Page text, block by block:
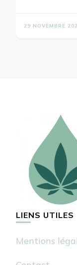
29 NOVEMBRE
LIENS UTILES
Mentions